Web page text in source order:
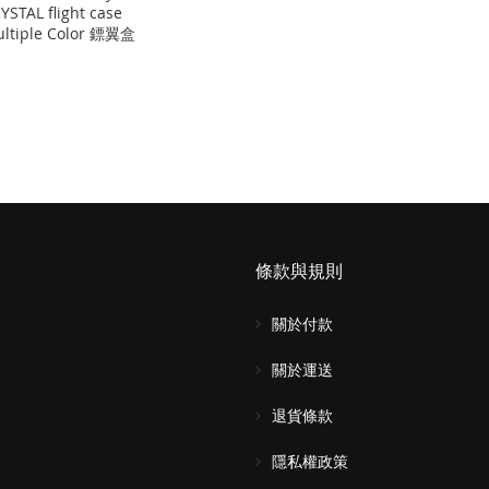
flight case
Color 鏢翼盒
條款與規則
關於付款
關於運送
退貨條款
隱私權政策